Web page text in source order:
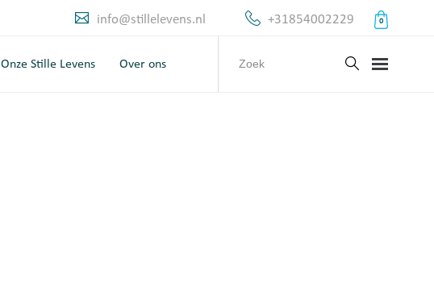
info@stillelevens.nl +31854002229 0
Onze Stille Levens Over ons